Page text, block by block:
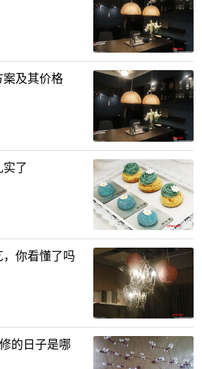
及其价格
了
你看懂了吗
的日子是哪